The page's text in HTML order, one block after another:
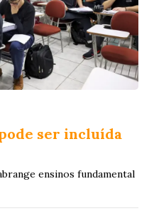
ser incluída
ensinos fundamental